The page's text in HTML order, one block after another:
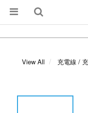
View All 充電線 /